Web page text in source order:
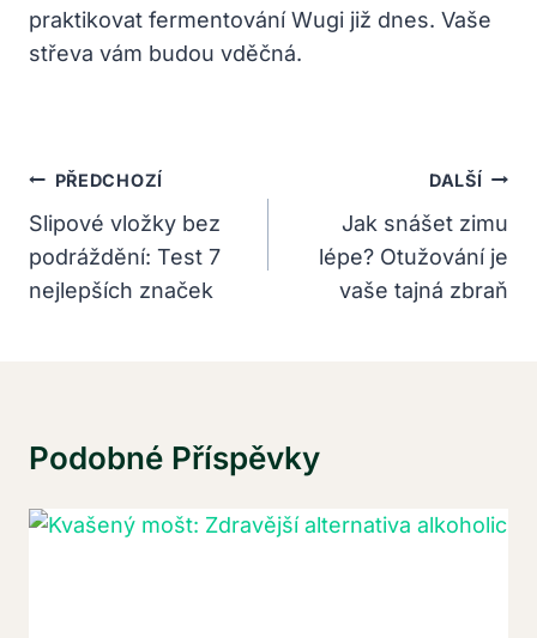
praktikovat fermentování Wugi již dnes. Vaše
střeva vám budou vděčná.
Navigace
Pro
Příspěvek
PŘEDCHOZÍ
Slipové vložky bez
podráždění: Test 7
nejlepších značek
DALŠÍ
Jak snášet zimu
lépe? Otužování je
vaše tajná zbraň
Podobné Příspěvky